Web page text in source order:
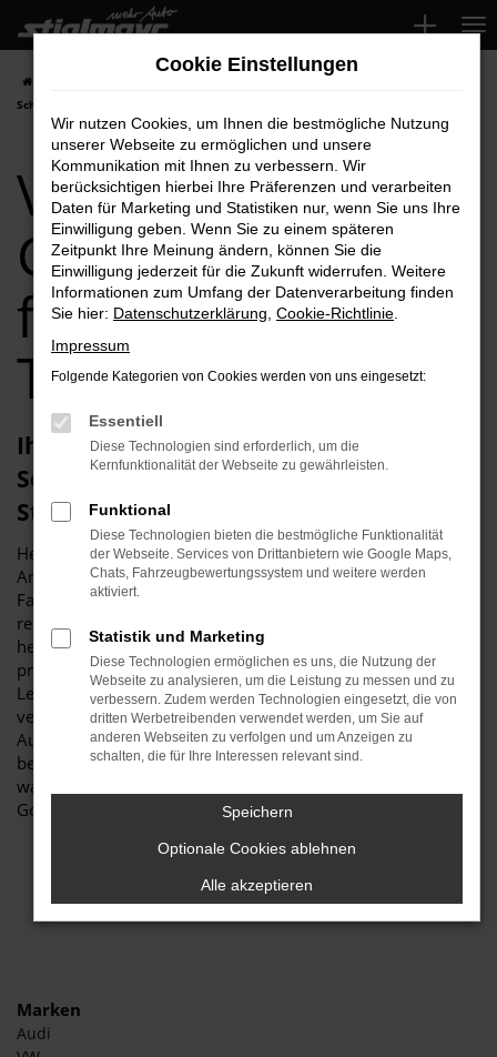
Zum
Hauptinhalt
springen
Schwabach Top-Angebote
VW Golf
Gebrauchtwagen
für Schwabach
Top-Angebote
Ihren VW Golf Gebrauchtwagen für
Schwabach erhalten Sie im Autohaus
Stiglmayr
Herzlich willkommen bei Autohaus Stiglmayr – Ihre erste
Anlaufstelle für exzellente VW Golf Gebrauchtwagen
Fahrzeuge für Schwabach und Umgebung! Unser
renommiertes Autohaus ist stolz darauf, Ihnen eine
herausragende Auswahl an VW Golf Gebrauchtwagen zu
präsentieren, die höchste Standards in Sachen Qualität und
Leistung erfüllen. Wir sind seit Jahren Ihr
vertrauenswürdiger Partner, wenn es um erstklassige
Automobile geht. Erfahren Sie mehr über unsere
beeindruckende VW Golf Gebrauchtwagen Flotte und
warum Autohaus Stiglmayr die bevorzugte Adresse für VW
Golf Gebrauchtwagen Liebhaber ist.
Marken
Audi
Cookie Einstellungen
Wir nutzen Cookies, um Ihnen die bestmögliche Nutzung
unserer Webseite zu ermöglichen und unsere
Kommunikation mit Ihnen zu verbessern. Wir
berücksichtigen hierbei Ihre Präferenzen und verarbeiten
Daten für Marketing und Statistiken nur, wenn Sie uns Ihre
Einwilligung geben. Wenn Sie zu einem späteren
Zeitpunkt Ihre Meinung ändern, können Sie die
Einwilligung jederzeit für die Zukunft widerrufen. Weitere
Informationen zum Umfang der Datenverarbeitung finden
Sie hier: Datenschutzerklärung Cookie-Richtlinie
Impressum
Folgende Kategorien von Cookies werden von uns eingesetzt:
Essentiell
Diese Technologien sind erforderlich, um die
Kernfunktionalität der Webseite zu gewährleisten.
Funktional
Diese Technologien bieten die bestmögliche Funktionalität
der Webseite. Services von Drittanbietern wie Google Maps,
Chats, Fahrzeugbewertungssystem und weitere werden
aktiviert.
Statistik und Marketing
Diese Technologien ermöglichen es uns, die Nutzung der
Webseite zu analysieren, um die Leistung zu messen und zu
verbessern. Zudem werden Technologien eingesetzt, die von
dritten Werbetreibenden verwendet werden, um Sie auf
anderen Webseiten zu verfolgen und um Anzeigen zu
schalten, die für Ihre Interessen relevant sind.
Speichern
Optionale Cookies ablehnen
Alle akzeptieren